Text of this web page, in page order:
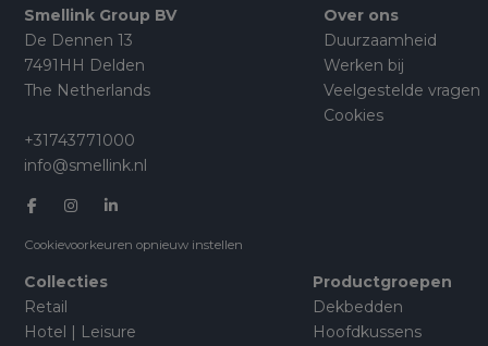
Smellink Group BV
De Dennen 13
7491HH Delden
The Netherlands
+31743771000
info@smellink.nl
Cookievoorkeuren opnieuw instellen
Over ons
Duurzaamheid
Werken bij
Veelgestelde vragen
Cookies
Collecties
Retail
Hotel | Leisure
Productgroepen
Dekbedden
Hoofdkussens